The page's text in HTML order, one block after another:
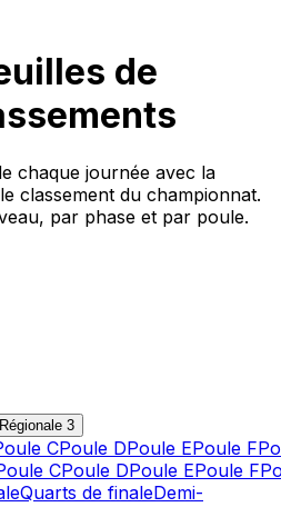
de
chaque journée avec la
classement du championnat.
par phase et par poule.
Régionale 3
CPoule DPoule EPoule F
CPoule DPoule EPoule F
Quarts de finaleDemi-